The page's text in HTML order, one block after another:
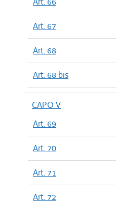
Art. 67
Art. 68
Art. 68 bis
CAPO V
Art. 69
Art. 70
Art. 71
Art. 72